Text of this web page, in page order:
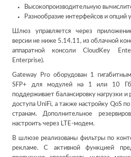
Высокопроизводительную
Разнообразие интерфейсов и опций
Шлюз управляется через
версии не ниже 5.14.11, из облачной
аппаратной консоли CloudKey
Enterprise).
Gateway Pro оборудован 1
SFP+ для модулей на 1 или 10
поддерживает балансировку нагрузки и
доступа UniFi, а также настройку QoS
странам. Дополнительное
настроить через LTE-модем.
В шлюзе реализованы фильтры по
рекламе. С активной функцией